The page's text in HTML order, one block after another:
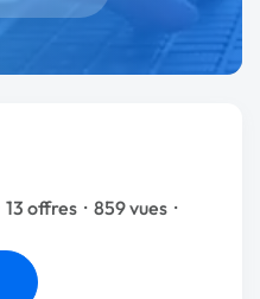
13 offres · 859 vues ·